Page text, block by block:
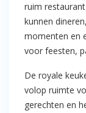
ruim
kunnen
momenten en
voor feesten,
De royale
volop ruimte
gerechten en